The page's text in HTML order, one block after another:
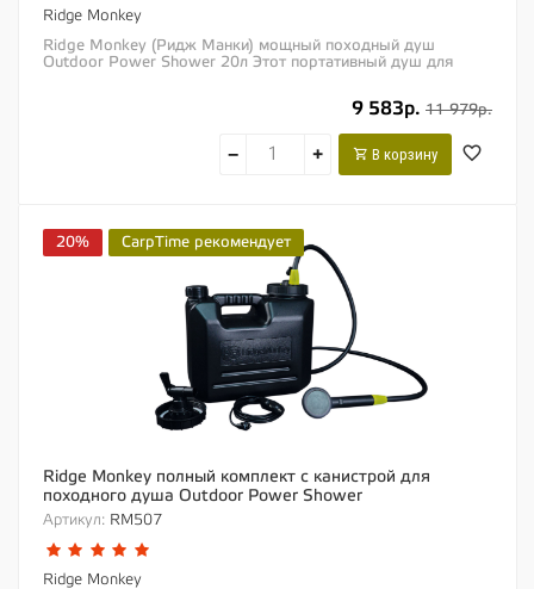
Ridge Monkey
Ridge Monkey (Ридж Манки) мощный походный душ
Outdoor Power Shower 20л Этот портативный душ для
9 583р. 11 979р.
− + В корзину
20% CarpTime рекомендует
Ridge Monkey полный комплект с канистрой для
походного душа Outdoor Power Shower
Артикул: RM507
Ridge Monkey